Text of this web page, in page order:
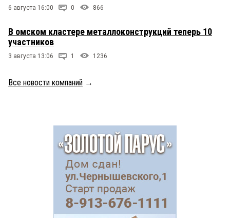
6 августа 16:00 0 866
В омском кластере металлоконструкций теперь 10
участников
3 августа 13:06 1 1236
Все новости компаний →